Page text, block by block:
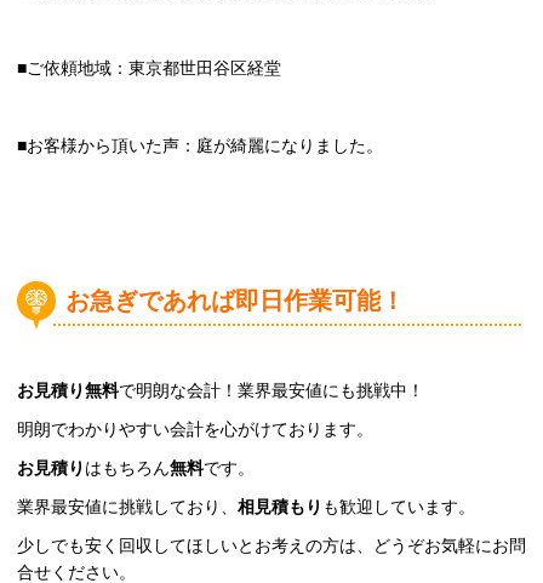
■ご依頼地域：東京都世田谷区経堂
■お客様から頂いた声：庭が綺麗になりました。
お急ぎであれば即日作業可能！
お見積り無料で明朗な会計！業界最安値にも挑戦中！
明朗でわかりやすい会計を心がけております。
お見積り はもちろん無料です。
業界最安値に挑戦しており、 相見積もり も歓迎しています。
少しでも安く回収してほしいとお考えの方は、どうぞお気軽にお問
合せください。